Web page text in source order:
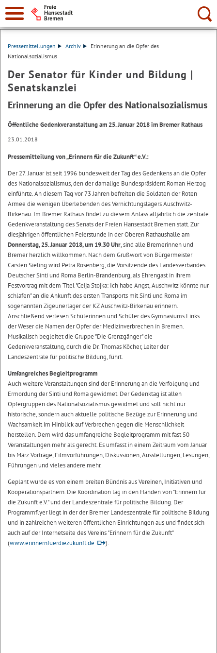
Suche:
Pressemitteilungen Archiv
Erinnerung an die Opfer des
Nationalsozialismus
Der Senator für Kinder und Bildung |
Senatskanzlei
Erinnerung an die Opfer des Nationalsozialismus
Öffentliche Gedenkveranstaltung am 25. Januar 2018 im Bremer Rathaus
23.01.2018
Pressemitteilung von „Erinnern für die Zukunft“ e.V.:
Der 27. Januar ist seit 1996 bundesweit der Tag des Gedenkens an die Opfer
des Nationalsozialismus, den der damalige Bundespräsident Roman Herzog
einführte. An diesem Tag vor 73 Jahren befreiten die Soldaten der Roten
Armee die wenigen Überlebenden des Vernichtungslagers Auschwitz-
Birkenau. Im Bremer Rathaus findet zu diesem Anlass alljährlich die zentrale
Gedenkveranstaltung des Senats der Freien Hansestadt Bremen statt. Zur
diesjährigen öffentlichen Feierstunde in der Oberen Rathaushalle am
Donnerstag, 25. Januar 2018, um 19.30 Uhr, sind alle Bremerinnen und
Bremer herzlich willkommen. Nach dem Grußwort von Bürgermeister
Carsten Sieling wird Petra Rosenberg, die Vorsitzende des Landesverbandes
Deutscher Sinti und Roma Berlin-Brandenburg, als Ehrengast in ihrem
Festvortrag mit dem Titel "Ceija Stojka: Ich habe Angst, Auschwitz könnte nur
schlafen" an die Ankunft des ersten Transports mit Sinti und Roma im
sogenannten Zigeunerlager der KZ Auschwitz-Birkenau erinnern.
Anschließend verlesen Schülerinnen und Schüler des Gymnasiums Links
der Weser die Namen der Opfer der Medizinverbrechen in Bremen.
Musikalisch begleitet die Gruppe "Die Grenzgänger" die
Gedenkveranstaltung, durch die Dr. Thomas Köcher, Leiter der
Landeszentrale für politische Bildung, führt.
Umfangreiches Begleitprogramm
Auch weitere Veranstaltungen sind der Erinnerung an die Verfolgung und
Ermordung der Sinti und Roma gewidmet. Der Gedenktag ist allen
Opfergruppen des Nationalsozialismus gewidmet und soll nicht nur
historische, sondern auch aktuelle politische Bezüge zur Erinnerung und
Wachsamkeit im Hinblick auf Verbrechen gegen die Menschlichkeit
herstellen. Dem wird das umfangreiche Begleitprogramm mit fast 50
Veranstaltungen mehr als gerecht. Es umfasst in einem Zeitraum vom Januar
bis März Vorträge, Filmvorführungen, Diskussionen, Ausstellungen, Lesungen,
Führungen und vieles andere mehr.
Geplant wurde es von einem breiten Bündnis aus Vereinen, Initiativen und
Kooperationspartnern. Die Koordination lag in den Händen von "Erinnern für
die Zukunft e.V." und der Landeszentrale für politische Bildung. Der
Programmflyer liegt in der der Bremer Landeszentrale für politische Bildung
und in zahlreichen weiteren öffentlichen Einrichtungen aus und findet sich
auch auf der Internetseite des Vereins "Erinnern für die Zukunft"
(www.erinnernfuerdiezukunft.de ).